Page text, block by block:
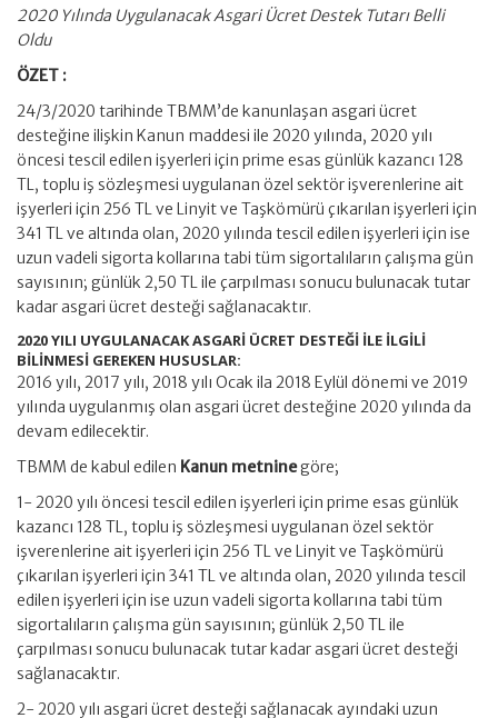
2020 Yılında Uygulanacak Asgari Ücret Destek Tutarı Belli
Oldu
ÖZET :
24/3/2020 tarihinde TBMM’de kanunlaşan asgari ücret
desteğine ilişkin Kanun maddesi ile 2020 yılında, 2020 yılı
öncesi tescil edilen işyerleri için prime esas günlük kazancı 128
TL, toplu iş sözleşmesi uygulanan özel sektör işverenlerine ait
işyerleri için 256 TL ve Linyit ve Taşkömürü çıkarılan işyerleri için
341 TL ve altında olan, 2020 yılında tescil edilen işyerleri için ise
uzun vadeli sigorta kollarına tabi tüm sigortalıların çalışma gün
sayısının; günlük 2,50 TL ile çarpılması sonucu bulunacak tutar
kadar asgari ücret desteği sağlanacaktır.
2020 YILI UYGULANACAK ASGARİ ÜCRET DESTEĞİ İLE İLGİLİ
BİLİNMESİ GEREKEN HUSUSLAR:
2016 yılı, 2017 yılı, 2018 yılı Ocak ila 2018 Eylül dönemi ve 2019
yılında uygulanmış olan asgari ücret desteğine 2020 yılında da
devam edilecektir.
TBMM de kabul edilen Kanun metninegöre;
1- 2020 yılı öncesi tescil edilen işyerleri için prime esas günlük
kazancı 128 TL, toplu iş sözleşmesi uygulanan özel sektör
işverenlerine ait işyerleri için 256 TL ve Linyit ve Taşkömürü
çıkarılan işyerleri için 341 TL ve altında olan, 2020 yılında tescil
edilen işyerleri için ise uzun vadeli sigorta kollarına tabi tüm
sigortalıların çalışma gün sayısının; günlük 2,50 TL ile
çarpılması sonucu bulunacak tutar kadar asgari ücret desteği
sağlanacaktır.
2- 2020 yılı asgari ücret desteği sağlanacak ayındaki uzun